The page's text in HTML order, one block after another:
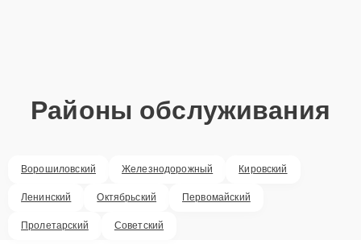
Районы обслуживания
Ворошиловский Железнодорожный Кировский
Ленинский Октябрьский Первомайский
Пролетарский Советский